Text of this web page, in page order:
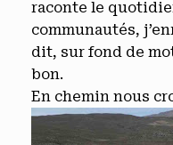
raconte le
communautés,
dit, sur fond de
bon.
En chemin nous